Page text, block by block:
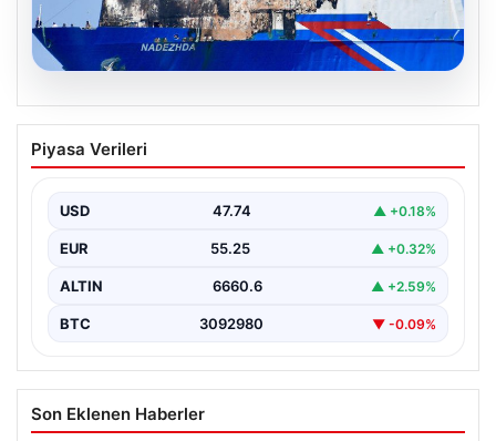
08.08.2026
Karadeniz’de vurulan gemiden ilk
görüntü. Türkiye’ye ulaştı, saldırının
{ "title": "Karadeniz'de Vurulan NADEZHDA Gemisinin İlk
gerçekleştirilen…
Piyasa Verileri
USD 47.74 ▲ +0.18%
EUR 55.25 ▲ +0.32%
ALTIN 6660.6 ▲ +2.59%
BTC 3092980 ▼ -0.09%
Son Eklenen Haberler